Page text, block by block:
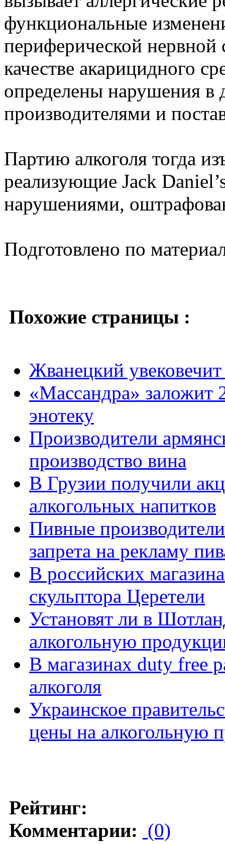
функциональные
периферической
качестве акарицидного
определены нарушения в
производителями и
Партию алкоголя тогда
реализующие Jack
нарушениями,
Подготовлено по
Похожие страницы :
Жванецкий
«Массандра» заложит
энотеку
Производители
производство вина
В Грузии получили
алкогольных напитков
Пивные
запрета на рекламу
В российских
скульптора Церетели
Установят ли в
алкогольную
В магазинах duty free
алкоголя
Украинское
цены на алкогольную
Рейтинг:
Комментарии: (0)